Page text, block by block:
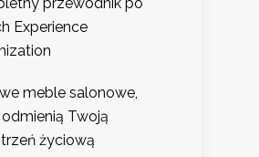
Experience
meble salonowe,
Twoją
życiową